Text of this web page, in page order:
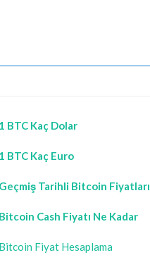
1 BTC Kaç Dolar
1 BTC Kaç Euro
Geçmiş Tarihli Bitcoin Fiyatları
Bitcoin Cash Fiyatı Ne Kadar
Bitcoin Fiyat Hesaplama